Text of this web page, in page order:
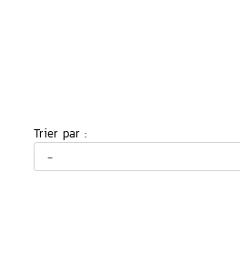
Trier par :